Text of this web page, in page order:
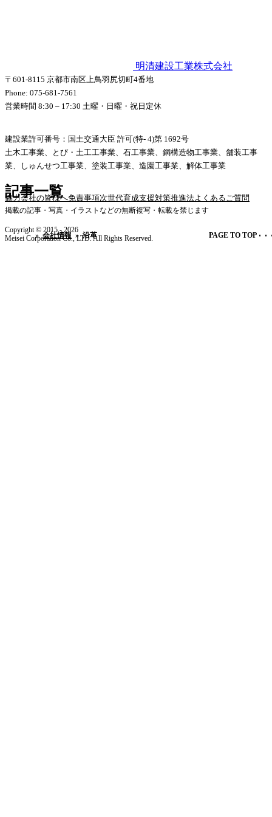
記事一覧
» 会社情報 » 沿革 PAGE TO TOP
明清建設工業株式会社
〒601-8115 京都市南区上鳥羽尻切町4番地
Phone: 075-681-7561
営業時間 8:30 – 17:30 土曜・日曜・祝日定休
建設業許可番号：国土交通大臣 許可(特- 4)第 1692号
土木工事業、とび・土工工事業、石工事業、鋼構造物工事業、舗装工事
業、
しゅんせつ工事業、塗装工事業、造園工事業、解体工事業
協力会社の皆様へ免責事項次世代育成支援対策推進法よくあるご質問
掲載の記事・写真・イラストなどの無断複写・転載を禁じます
Copyright © 2015 - 2026
Meisei Corporation Co., LTD. All Rights Reserved.